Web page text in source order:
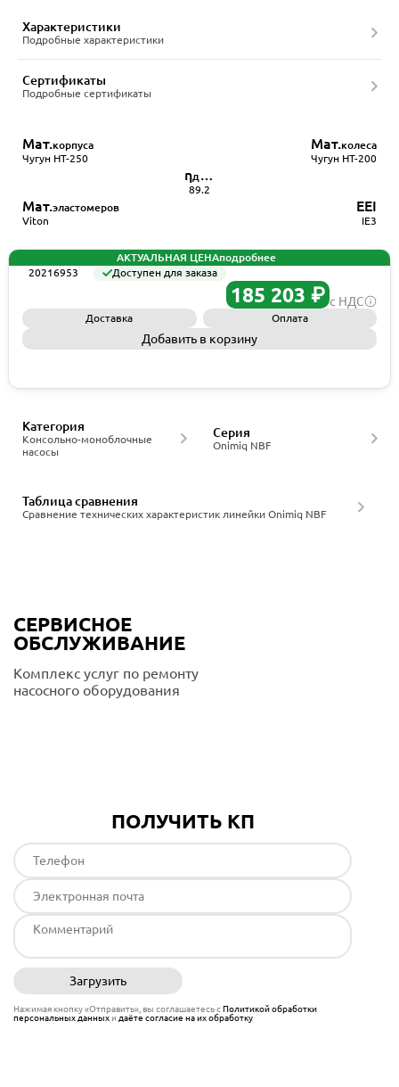
Характеристики
Подробные характеристики
Сертификаты
Подробные сертификаты
Мат.корпуса
Чугун HT-250
Мат.колеса
Чугун HT-200
Мат.эластомеров
Viton
EEI
IE3
ηдвигателя
89.2
АКТУАЛЬНАЯ ЦЕНАподробнее
20216953
Доступен для заказа
185 203 ₽ с НДС
Доставка Оплата
Добавить в корзину
Консольно-моноблочные
насосы
Категория
Onimiq NBF
Серия
Сравнение технических характеристик линейки Onimiq NBF
Таблица сравнения
СЕРВИСНОЕ
ОБСЛУЖИВАНИЕ
Комплекс услуг по ремонту
насосного оборудования
ПОЛУЧИТЬ КП
Загрузить
Нажимая кнопку «Отправить», вы соглашаетесь сПолитикой обработки
персональных данныхи даёте согласие на их обработку